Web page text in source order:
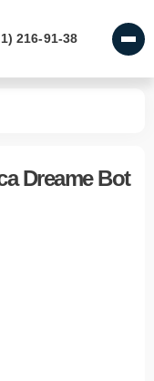
216-91-38
Dreame Bot